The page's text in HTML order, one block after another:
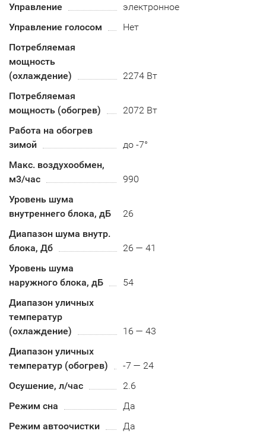
Управление
электронное
Управление голосом
Нет
Потребляемая
мощность
(охлаждение)
2274 Вт
Потребляемая
мощность (обогрев)
2072 Вт
Работа на обогрев
зимой
до -7°
Макс. воздухообмен,
м3/час
990
Уровень шума
внутреннего блока, дБ
26
Диапазон шума внутр.
блока, Дб
26 — 41
Уровень шума
наружного блока, дБ
54
Диапазон уличных
температур
(охлаждение)
16 — 43
Диапазон уличных
температур (обогрев)
-7 — 24
Осушение, л/час
2.6
Режим сна
Да
Режим автоочистки
Да